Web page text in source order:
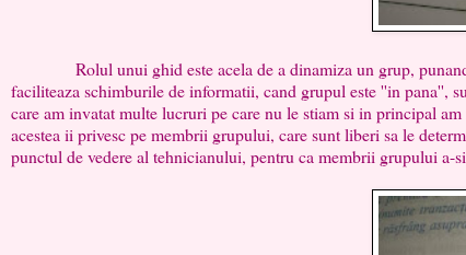
Rolul unui ghid este acela de a dinamiza un grup, punand
faciliteaza schimburile de informatii, cand grupul este ''in pana'',
care am invatat multe lucruri pe care nu le stiam si in principal
acestea ii privesc pe membrii grupului, care sunt liberi sa le
punctul de vedere al tehnicianului, pentru ca membrii grupului a-